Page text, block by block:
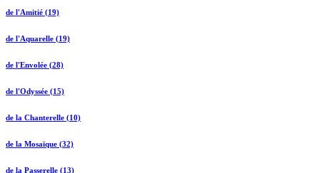
de l'Amitié (19)
de l'Aquarelle (19)
de l'Envolée (28)
de l'Odyssée (15)
de la Chanterelle (10)
de la Mosaïque (32)
de la Passerelle (13)